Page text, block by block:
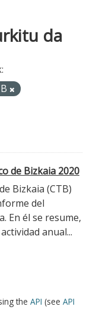
da
de Bizkaia 2020
Bizkaia (CTB)
del
En él se resume,
anual...
the API (see API